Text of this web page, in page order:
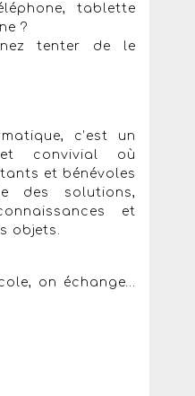
tablette
?
tenter de le
c’est un
convivial où
et bénévoles
des solutions,
et
objets.
on échange…